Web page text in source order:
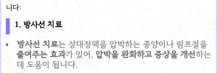
니다:
1. 방사선 치료
방사선 치료는 상대정맥을 압박하는 종양이나 림프절을
줄여주는 효과가 있어, 압박을 완화하고 증상을 개선하는
데 도움이 됩니다.